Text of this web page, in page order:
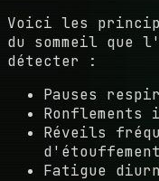
Voici les
du sommeil que
détecter :
Pauses
Ronflements
Réveils
d'étouffement
Fatigue